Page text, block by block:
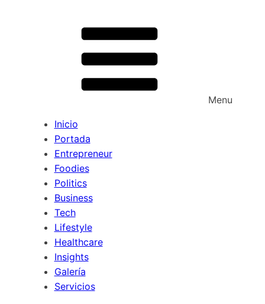
Menu
Inicio
Portada
Entrepreneur
Foodies
Politics
Business
Tech
Lifestyle
Healthcare
Insights
Galería
Servicios